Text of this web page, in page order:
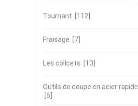
Tournant [112]
Fraisage [7]
Les collcets [10]
Outils de coupe en acier rapide
[6]